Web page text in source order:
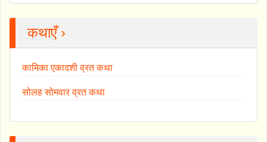
कथाएँ ›
कामिका एकादशी व्रत कथा
सोलह सोमवार व्रत कथा